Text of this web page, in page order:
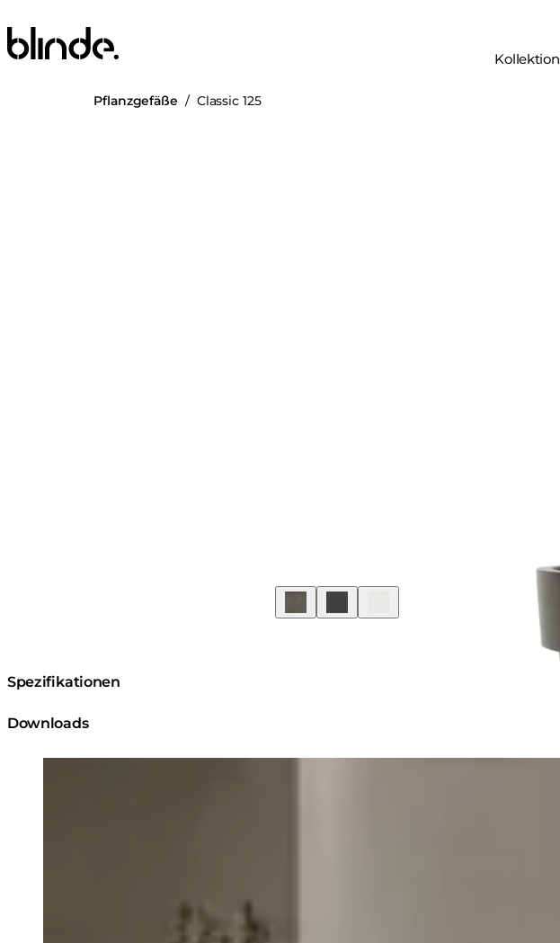
Blinde Design
Kollektion
Pflanzgefäße / Classic 125
Spezifikationen
Downloads